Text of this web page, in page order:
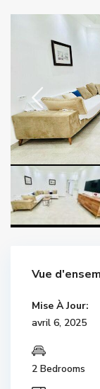
Vue
Mise À Jour:
avril 6, 2025
2 Bedrooms